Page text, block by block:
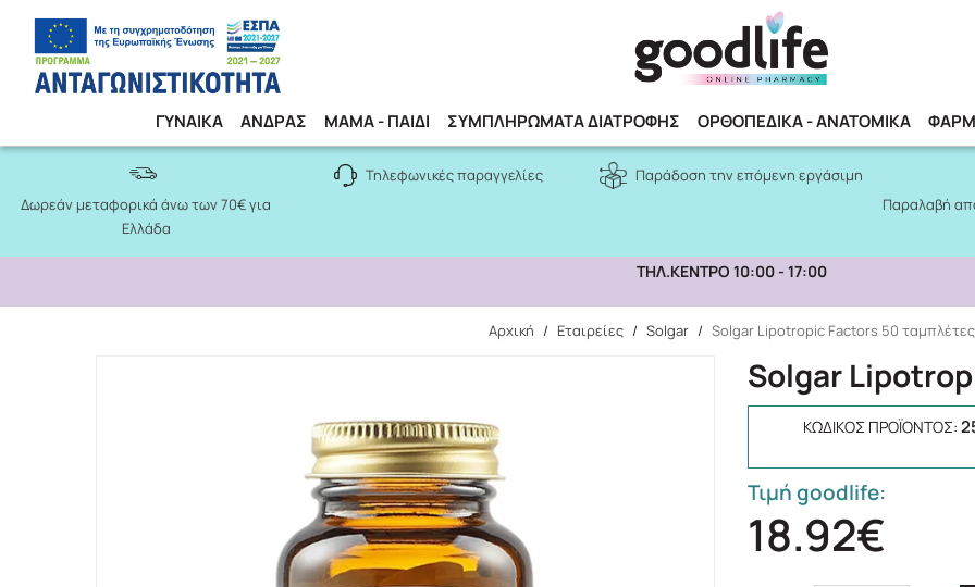
ΓΥΝΑΙΚΑ ΑΝΔΡΑΣ ΜΑΜΑ - ΠΑΙΔΙ ΣΥΜΠΛΗΡΩΜΑΤΑ ΔΙΑΤΡΟΦΗΣ ΟΡΘΟΠΕΔΙΚΑ - ΑΝΑΤΟΜΙΚΑ
Αναζήτηση
Δωρεάν μεταφορικά άνω των 70€ για
Ελλάδα
Τηλεφωνικές παραγγελίες
Παράδοση την επόμενη εργάσιμη
Παραλαβή
ΤΗΛ.ΚΕΝΤΡΟ 10:00 - 17:00
Αρχική / Εταιρείες / Solgar / Solgar Lipotropic Factors 50 ταμπλέτες
Solgar
ΚΩΔΙΚΌΣ ΠΡΟΪΌΝΤΟΣ:
Τιμή goodlife:
18.92€